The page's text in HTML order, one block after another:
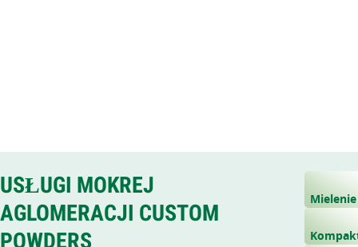
USŁUGI MOKREJ
AGLOMERACJI CUSTOM
POWDERS
Mielenie